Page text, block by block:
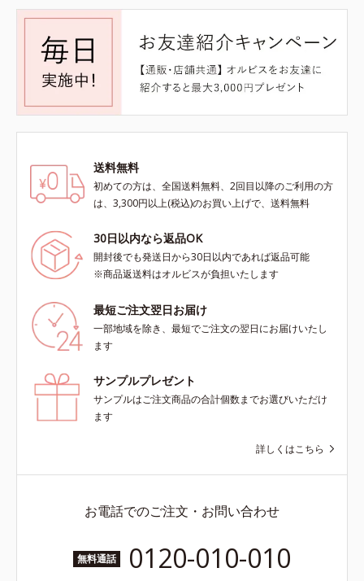
送料無料
初めての方は、全国送料無料、2回目以降のご利用の方
は、3,300円以上(税込)のお買い上げで、送料無料
30日以内なら返品OK
開封後でも発送日から30日以内であれば返品可能
※商品返送料はオルビスが負担いたします
最短ご注文翌日お届け
一部地域を除き、最短でご注文の翌日にお届けいたし
ます
サンプルプレゼント
サンプルはご注文商品の合計個数までお選びいただけ
ます
詳しくはこちら
お電話でのご注文・お問い合わせ
無料通話 0120-010-010